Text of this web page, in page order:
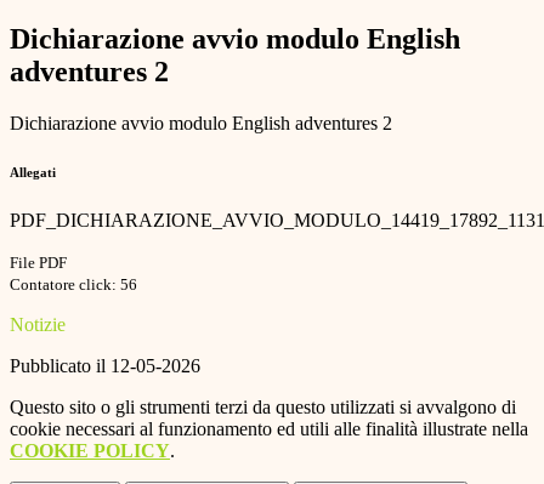
Dichiarazione avvio modulo English
adventures 2
Dichiarazione avvio modulo English adventures 2
Allegati
File PDF
Contatore click: 56
Notizie
Pubblicato il 12-05-2026
Questo sito o gli strumenti terzi da questo utilizzati si avvalgono di
cookie necessari al funzionamento ed utili alle finalità illustrate nella
COOKIE POLICY.